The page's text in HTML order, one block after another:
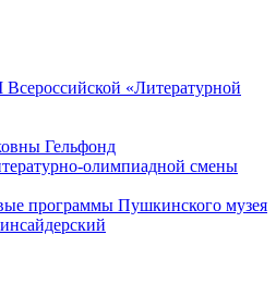
«Литературной
Гельфонд
олимпиадной смены
программы Пушкинского музея